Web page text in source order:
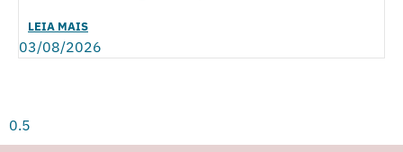
LEIA MAIS
03/08/2026